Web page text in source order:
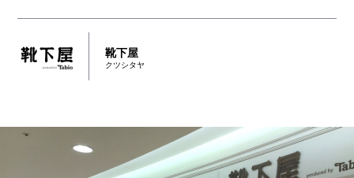
靴下屋
クツシタヤ